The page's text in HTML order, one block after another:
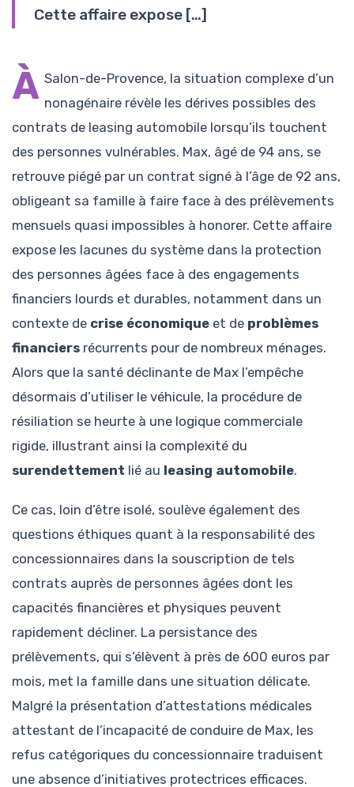
Cette affaire expose […]
À Salon-de-Provence, la situation complexe d’un
nonagénaire révèle les dérives possibles des
contrats de leasing automobile lorsqu’ils touchent
des personnes vulnérables. Max, âgé de 94 ans, se
retrouve piégé par un contrat signé à l’âge de 92 ans,
obligeant sa famille à faire face à des prélèvements
mensuels quasi impossibles à honorer. Cette affaire
expose les lacunes du système dans la protection
des personnes âgées face à des engagements
financiers lourds et durables, notamment dans un
contexte de crise économique et de problèmes
financiers récurrents pour de nombreux ménages.
Alors que la santé déclinante de Max l’empêche
désormais d’utiliser le véhicule, la procédure de
résiliation se heurte à une logique commerciale
rigide, illustrant ainsi la complexité du
surendettement lié au leasing automobile.
Ce cas, loin d’être isolé, soulève également des
questions éthiques quant à la responsabilité des
concessionnaires dans la souscription de tels
contrats auprès de personnes âgées dont les
capacités financières et physiques peuvent
rapidement décliner. La persistance des
prélèvements, qui s’élèvent à près de 600 euros par
mois, met la famille dans une situation délicate.
Malgré la présentation d’attestations médicales
attestant de l’incapacité de conduire de Max, les
refus catégoriques du concessionnaire traduisent
une absence d’initiatives protectrices efficaces.